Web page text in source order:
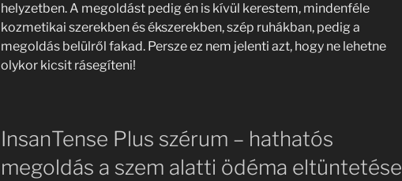
helyzetben. A megoldást pedig én is kívül kerestem, mindenféle
kozmetikai szerekben és ékszerekben, szép ruhákban, pedig a
megoldás belülről fakad. Persze ez nem jelenti azt, hogy ne lehetne
olykor kicsit rásegíteni!
InsanTense Plus szérum – hathatós
megoldás a szem alatti ödéma eltüntetése